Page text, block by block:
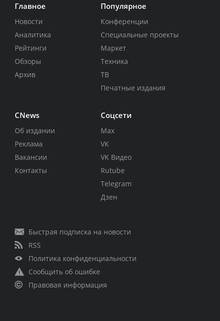
Главное
Новости
Аналитика
Рейтинги
Обзоры
Архив
Популярное
Конференции
Специальные проекты
Маркет
Техника
ТВ
Печатные издания
CNews
Об издании
Реклама
Вакансии
Контакты
Соцсети
Max
VK
VK Видео
Rutube
Telegram
Дзен
Быстрая подписка на новости
RSS
Политика конфиденциальности
Сообщить об ошибке
Правовая информация